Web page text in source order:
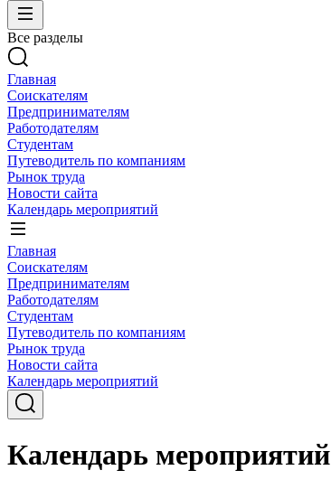
Все разделы
Главная
Соискателям
Предпринимателям
Работодателям
Студентам
Путеводитель по компаниям
Рынок труда
Новости сайта
Календарь мероприятий
Главная
Соискателям
Предпринимателям
Работодателям
Студентам
Путеводитель по компаниям
Рынок труда
Новости сайта
Календарь мероприятий
Календарь мероприятий